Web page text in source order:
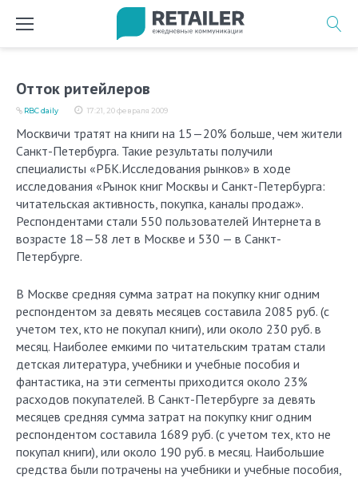
Отток ритейлеров
17:21, 20 февраля 2009
RBC daily
Москвичи тратят на книги на 15—20% больше, чем жители
Санкт-Петербурга. Такие результаты получили
специалисты «РБК.Исследования рынков» в ходе
исследования «Рынок книг Москвы и Санкт-Петербурга:
читательская активность, покупка, каналы продаж».
Респондентами стали 550 пользователей Интернета в
возрасте 18—58 лет в Москве и 530 — в Санкт-
Петербурге.
В Москве средняя сумма затрат на покупку книг одним
респондентом за девять месяцев составила 2085 руб. (с
учетом тех, кто не покупал книги), или около 230 руб. в
месяц. Наиболее емкими по читательским тратам стали
детская литература, учебники и учебные пособия и
фантастика, на эти сегменты приходится около 23%
расходов покупателей. В Санкт-Петербурге за девять
месяцев средняя сумма затрат на покупку книг одним
респондентом составила 1689 руб. (с учетом тех, кто не
покупал книги), или около 190 руб. в месяц. Наибольшие
средства были потрачены на учебники и учебные пособия,